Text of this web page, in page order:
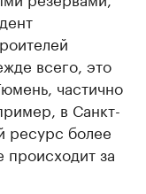
всего, это
частично
в Санкт-
ресурс более
происходит за